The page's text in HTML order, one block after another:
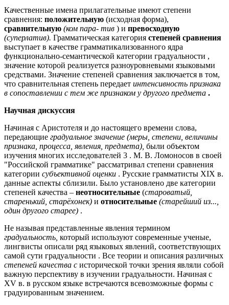
Качественные имена прилагательные имеют степени
сравнения: положительную (исходная форма),
сравнительную (ком пара- тив ) и превосходную
(суперлатив). Грамматическая категория степеней сравнения
выступает в качестве грамматикализованного ядра
функционально-семантической категории градуальности ,
значение которой реализуется разноуровневыми языковыми
средствами. Значение степеней сравнения заключается в том,
что сравнительная степень передает интенсивность признака
в сопоставлении с тем же признаком у другого предмета .
Научная дискуссия
Начиная с Аристотеля и до настоящего времени слова,
передающие градуальное значение (меры, степени, величины
признака, процесса, явления, предмета), были объектом
изучения многих исследователей 3 . М. В. Ломоносов в своей
"Российской грамматике" рассматривал степени сравнения
категории субъективной оценки . Русские грамматисты XIX в.
данные аспекты сблизили. Было установлено две категории
степеней качества – неотносительные (староватый,
старенький, старёхонек) и относительные (старейший из...,
один другого старее) .
Не называя представленные явления термином
градуальность, который используют современные ученые,
лингвисты описали ряд языковых явлений, соответствующих
самой сути градуальности . Все теории и описания различных
степеней качества с исторической точки зрения являли собой
важную перспективу в изучении градуальности. Начиная с
XV в. в русском языке встречаются всевозможные формы с
градуированным значением.